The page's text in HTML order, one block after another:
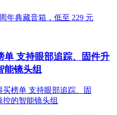
单 支持眼部追踪、固件升
能镜头组